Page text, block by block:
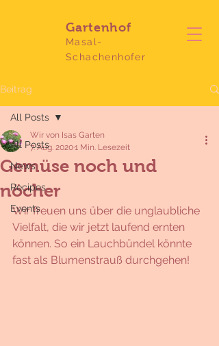
Gartenhof
Masal-
Schachenhofer
Beitrag
All Posts
News
Recipes
Events
All Posts
Gemüse noch und
nöcher
Wir von Isas Garten
7. Aug. 20201 Min. Lesezeit
Wir freuen uns über die unglaubliche
Vielfalt, die wir jetzt laufend ernten
können. So ein Lauchbündel könnte
fast als Blumenstrauß durchgehen!